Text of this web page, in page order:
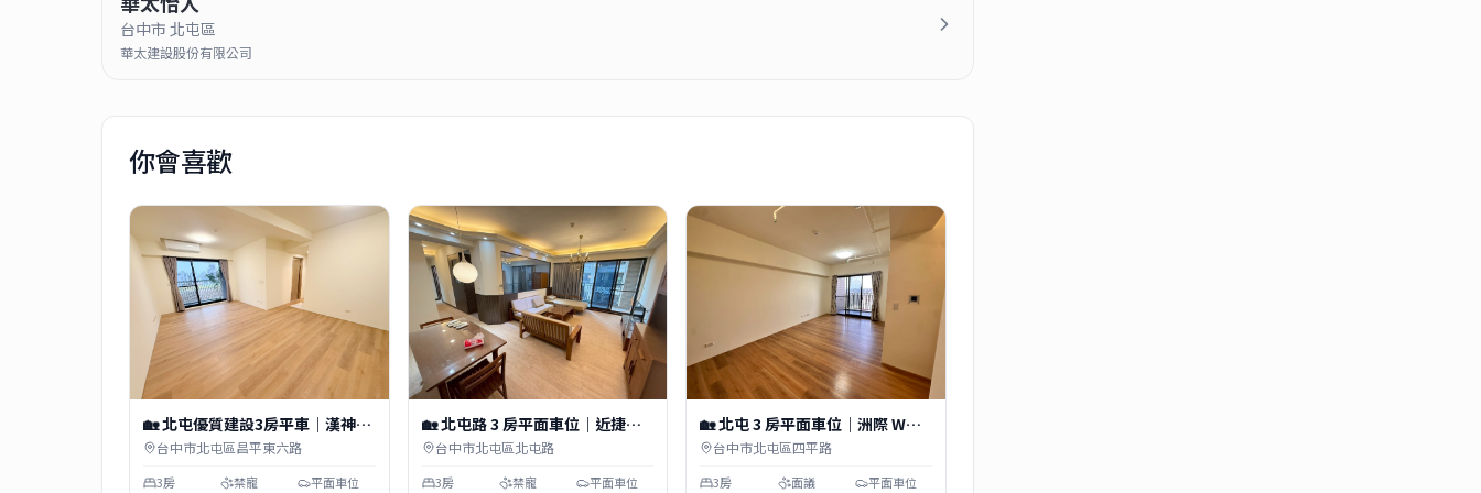
台中市 北屯區
華太建設股份有限公司
你會喜歡
🏡 北屯優質建設3房平車｜漢神洲
際百貨、松強國小、馬禮遜美國學
台中市北屯區昌平東六路
3房 禁寵 平面車位
🏡 北屯路 3 房平面車位｜近捷運
四維國小站、松竹車站
台中市北屯區北屯路
3房 禁寵 平面車位
🏡 北屯 3 房平面車位｜洲際 W、
高樓景觀
台中市北屯區四平路
3房 面議 平面車位